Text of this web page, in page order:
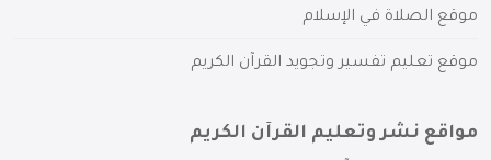
موقع الصلاة في الإسلام
موقع تعليم تفسير وتجويد القرآن الكريم
مواقع نشر وتعليم القرآن الكريم